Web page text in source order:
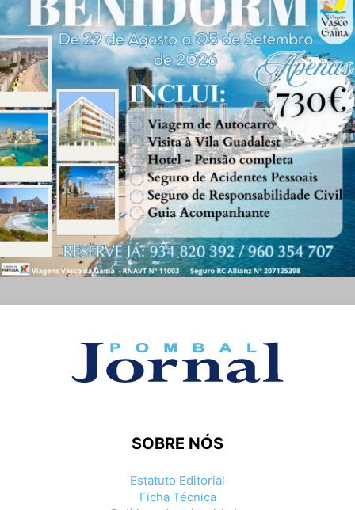
SOBRE NÓS
Estatuto Editorial
Ficha Técnica